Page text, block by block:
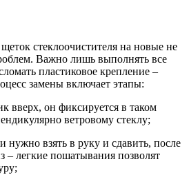
стеклоочистителя на новые не
Важно лишь выполнять все
пластиковое крепление –
замены включает этапы:
вверх, он фиксируется в таком
ветровому стеклу;
нужно взять в руку и сдавить, после
– легкие пошатывания позволят